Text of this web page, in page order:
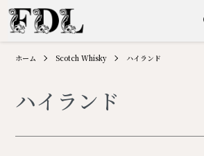
ホーム Scotch Whisky ハイランド
ハイランド